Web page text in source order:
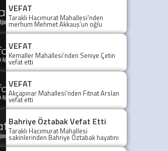
VEFAT
Taraklı Hacımurat Mahallesi’nden
merhum Mehmet Akkauş’un oğlu
(Şoför)Hayati Akkuş hakkın rahmetine
VEFAT
Kemaller Mahallesi’nden Seniye Çetin
vefat etti
VEFAT
Akçapınar Mahallesi’nden Fitnat Arslan
vefat etti
Bahriye Öztabak Vefat Etti
Taraklı Hacımurat Mahallesi
sakinlerinden Bahriye Öztabak hayatını
kaybetti. Cenazesi 29 Temmuz 2026